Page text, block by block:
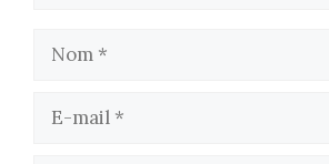
mail